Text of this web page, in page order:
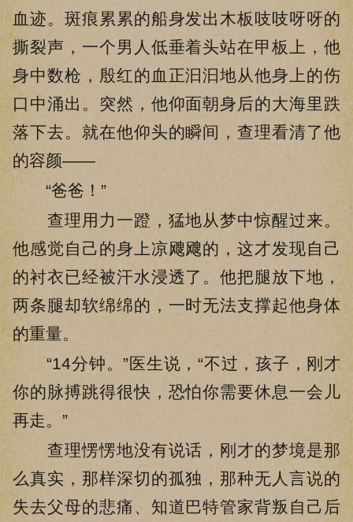
血迹。斑痕累累的船身发出木板吱吱呀呀的
撕裂声，一个男人低垂着头站在甲板上，他
身中数枪，殷红的血正汩汩地从他身上的伤
口中涌出。突然，他仰面朝身后的大海里跌
落下去。就在他仰头的瞬间，查理看清了他
的容颜——
“爸爸！”
查理用力一蹬，猛地从梦中惊醒过来。
他感觉自己的身上凉飕飕的，这才发现自己
的衬衣已经被汗水浸透了。他把腿放下地，
两条腿却软绵绵的，一时无法支撑起他身体
的重量。
“14分钟。”医生说，“不过，孩子，刚才
你的脉搏跳得很快，恐怕你需要休息一会儿
再走。”
查理愣愣地没有说话，刚才的梦境是那
么真实，那样深切的孤独，那种无人言说的
失去父母的悲痛、知道巴特管家背叛自己后